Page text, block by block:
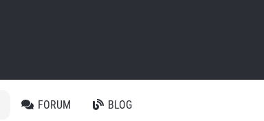
FORUM BLOG